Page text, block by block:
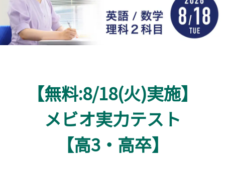
【無料:8/18(火)実施】
メビオ実力テスト
【高3・高卒】